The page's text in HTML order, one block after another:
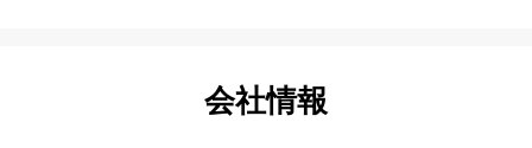
会社情報